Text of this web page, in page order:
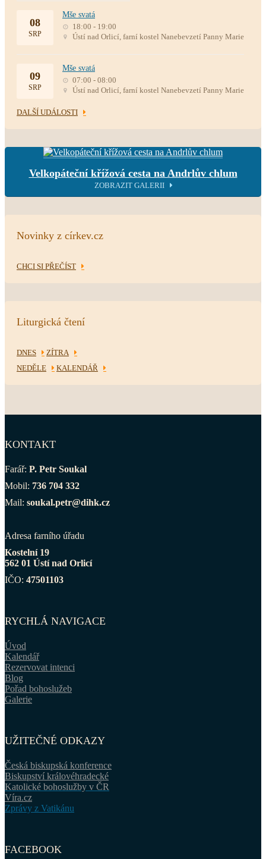
08
SRP
Mše svatá
18:00 - 19:00
Ústí nad Orlicí, farní kostel Nanebevzetí Panny Marie
09
SRP
Mše svatá
07:00 - 08:00
Ústí nad Orlicí, farní kostel Nanebevzetí Panny Marie
DALŠÍ UDÁLOSTI
Velkopáteční křížová cesta na Andrlův chlum
ZOBRAZIT GALERII
Novinky z církev.cz
CHCI SI PŘEČÍST
Liturgická čtení
DNES
ZÍTRA
NEDĚLE
KALENDÁŘ
KONTAKT
Farář: P. Petr Soukal
Mobil: 736 704 332
Mail: soukal.petr@dihk.cz
Adresa farního úřadu
Kostelní 19
562 01 Ústí nad Orlicí
IČO: 47501103
RYCHLÁ NAVIGACE
Úvod
Kalendář
Rezervovat intenci
Blog
Pořad bohoslužeb
Galerie
UŽITEČNÉ ODKAZY
Česká biskupská konference
Biskupství královéhradecké
Katolické bohoslužby v ČR
Víra.cz
Zprávy z Vatikánu
FACEBOOK